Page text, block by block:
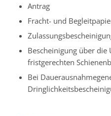
Antrag
Fracht- und
Bescheinigung über
fristgerechten
Bei